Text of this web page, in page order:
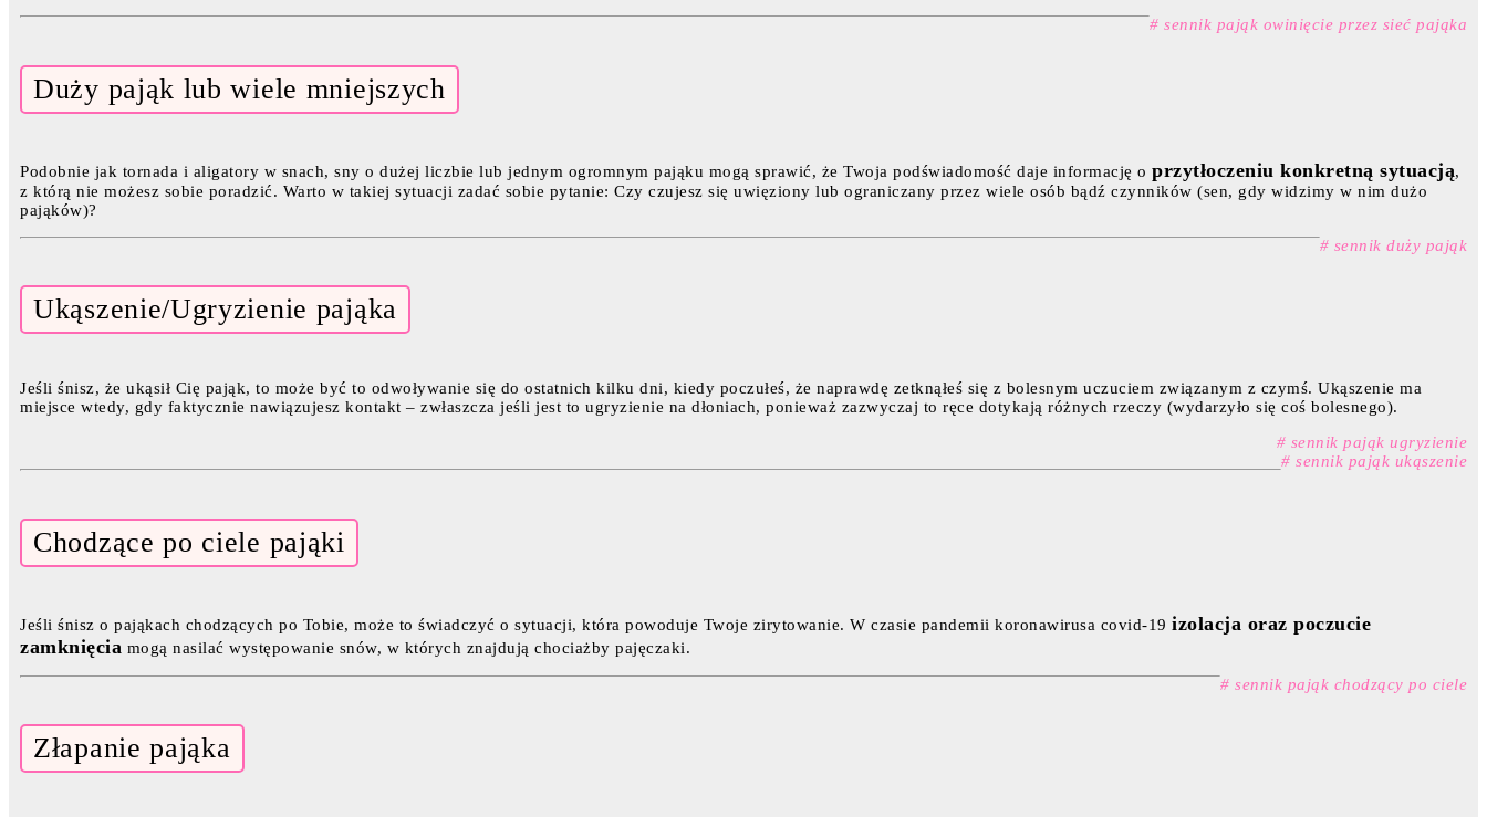
# sennik pająk owinięcie przez sieć pająka
Duży pająk lub wiele mniejszych
Podobnie jak tornada i aligatory w snach, sny o dużej liczbie lub jednym ogromnym pająku mogą sprawić, że Twoja podświadomość daje informację o przytłoczeniu konkretną sytuacją,
z którą nie możesz sobie poradzić. Warto w takiej sytuacji zadać sobie pytanie: Czy czujesz się uwięziony lub ograniczany przez wiele osób bądź czynników (sen, gdy widzimy w nim dużo
pająków)?
# sennik duży pająk
Ukąszenie/Ugryzienie pająka
Jeśli śnisz, że ukąsił Cię pająk, to może być to odwoływanie się do ostatnich kilku dni, kiedy poczułeś, że naprawdę zetknąłeś się z bolesnym uczuciem związanym z czymś. Ukąszenie ma
miejsce wtedy, gdy faktycznie nawiązujesz kontakt – zwłaszcza jeśli jest to ugryzienie na dłoniach, ponieważ zazwyczaj to ręce dotykają różnych rzeczy (wydarzyło się coś bolesnego).
# sennik pająk ugryzienie
# sennik pająk ukąszenie
Chodzące po ciele pająki
Jeśli śnisz o pająkach chodzących po Tobie, może to świadczyć o sytuacji, która powoduje Twoje zirytowanie. W czasie pandemii koronawirusa covid-19 izolacja oraz poczucie
zamknięcia mogą nasilać występowanie snów, w których znajdują chociażby pajęczaki.
# sennik pająk chodzący po ciele
Złapanie pająka